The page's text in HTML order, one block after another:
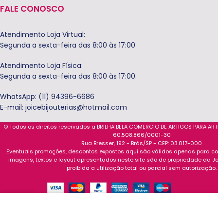
FALE CONOSCO
Atendimento Loja Virtual:
Segunda a sexta-feira das 8:00 às 17:00
Atendimento Loja Física:
Segunda a sexta-feira das 8:00 às 17:00.
WhatsApp: (11) 94396-6686
E-mail: joicebijouterias@hotmail.com
© Todos os direitos reservados a BRILHA BELA COMERCIO DE ARTIGOS PARA
60.508.866/0001-30
Rua Bresser, 192 - Brás/SP - CEP: 03.017-000
Eventuais promoções, descontos expostos aqui são válidos apenas para
imagens, textos e layout apresentados neste site são de propriedade da
proibida a utilização total ou parcial sem autorização.